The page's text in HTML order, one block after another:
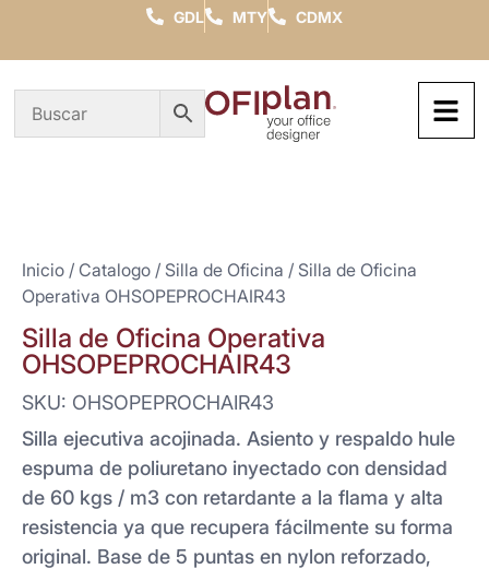
GDL MTY CDMX
Inicio / Catalogo / Silla de Oficina / Silla de Oficina
Operativa OHSOPEPROCHAIR43
Silla de Oficina Operativa
OHSOPEPROCHAIR43
SKU: OHSOPEPROCHAIR43
Silla ejecutiva acojinada. Asiento y respaldo hule
espuma de poliuretano inyectado con densidad
de 60 kgs / m3 con retardante a la flama y alta
resistencia ya que recupera fácilmente su forma
original. Base de 5 puntas en nylon reforzado,